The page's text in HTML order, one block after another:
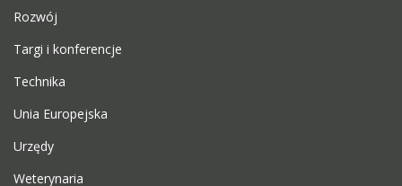
Rozwój
Targi i konferencje
Technika
Unia Europejska
Urzędy
Weterynaria